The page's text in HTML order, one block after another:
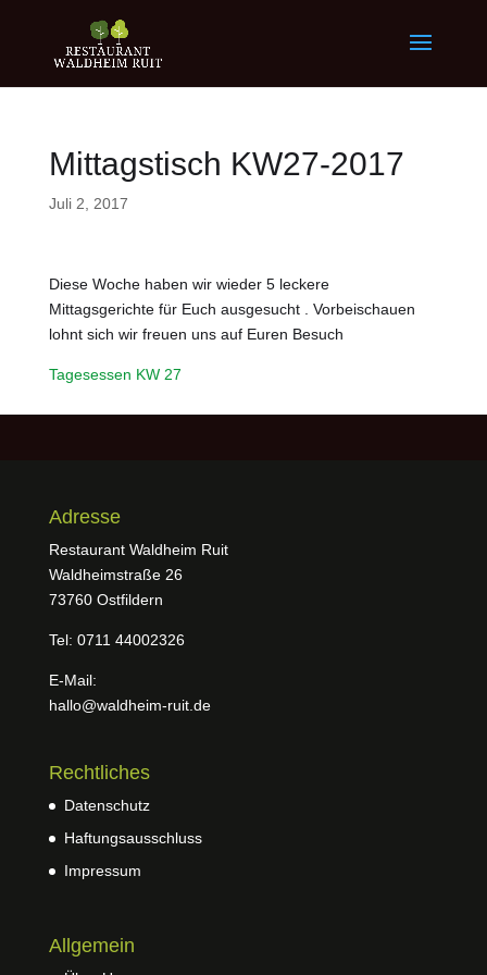
Mittagstisch KW27-2017
Juli 2, 2017
Diese Woche haben wir wieder 5 leckere
Mittagsgerichte für Euch ausgesucht . Vorbeischauen
lohnt sich wir freuen uns auf Euren Besuch
Tagesessen KW 27
Adresse
Restaurant Waldheim Ruit
Waldheimstraße 26
73760 Ostfildern
Tel: 0711 44002326
E-Mail:
hallo@waldheim-ruit.de
Rechtliches
Datenschutz
Haftungsausschluss
Impressum
Allgemein